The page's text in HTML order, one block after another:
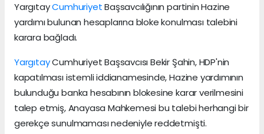
YargıtayCumhuriyetBaşsavcılığının partinin Hazine
yardımı bulunan hesaplarına bloke konulması talebini
karara bağladı.
YargıtayCumhuriyet Başsavcısı Bekir Şahin, HDP'nin
kapatılması istemli iddianamesinde, Hazine yardımının
bulunduğu banka hesabının blokesine karar verilmesini
talep etmiş, Anayasa Mahkemesi bu talebi herhangi bir
gerekçe sunulmaması nedeniyle reddetmişti.